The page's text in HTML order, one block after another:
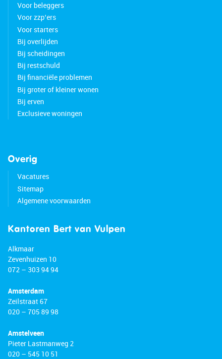
Voor beleggers
Voor zzp’ers
Voor starters
Bij overlijden
Bij scheidingen
Bij restschuld
Bij financiële problemen
Bij groter of kleiner wonen
Bij erven
Exclusieve woningen
Overig
Vacatures
Sitemap
Algemene voorwaarden
Kantoren Bert van Vulpen
Alkmaar
Zevenhuizen 10
072 – 303 94 94
Amsterdam
Zeilstraat 67
020 – 705 89 98
Amstelveen
Pieter Lastmanweg 2
020 – 545 10 51